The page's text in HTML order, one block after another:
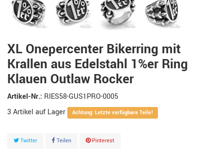
XL Onepercenter Bikerring mit
Krallen aus Edelstahl 1%er Ring
Klauen Outlaw Rocker
Artikel-Nr.: RIES58-GUS1PRO-0005
3 Artikel Achtung: Letzte verfügbare Teile!
Twitter Teilen Pinterest